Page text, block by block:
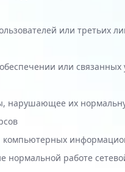
или третьих
или связанных
нарушающее их
работе